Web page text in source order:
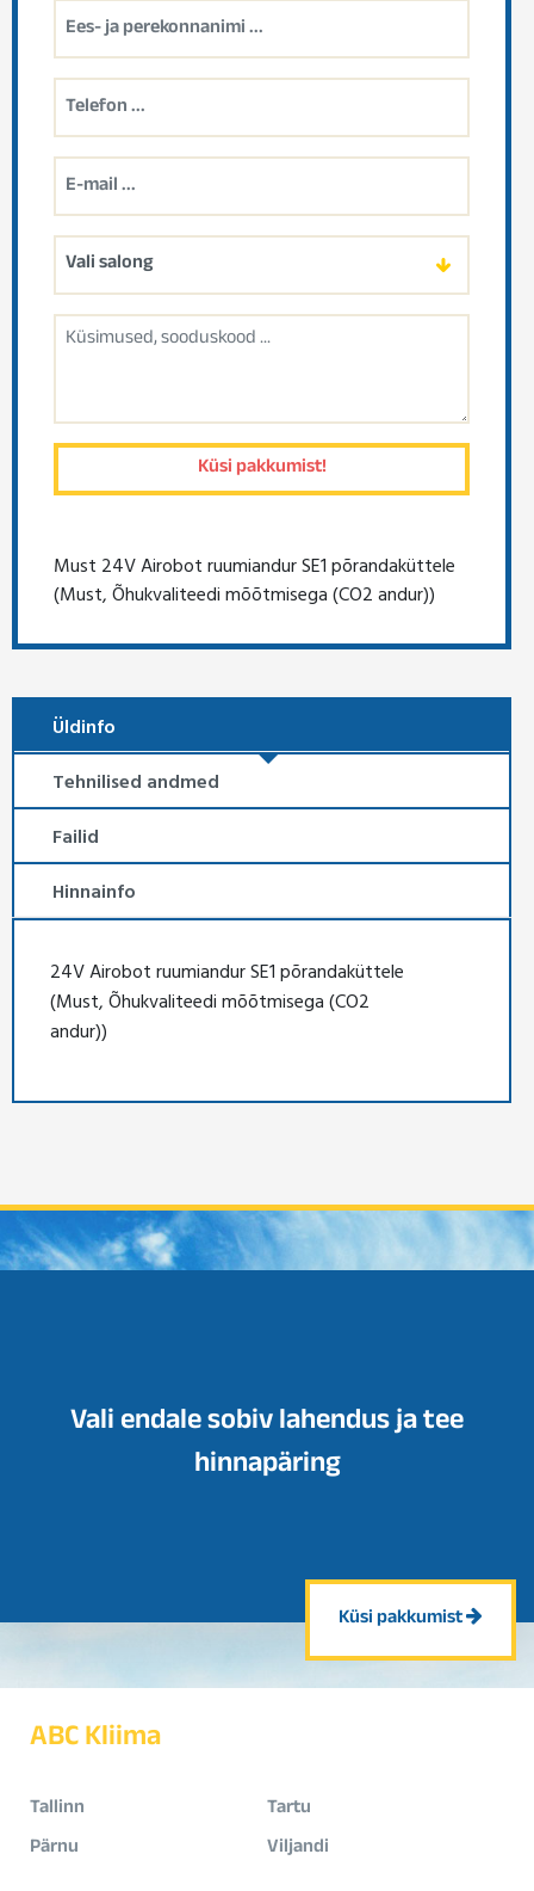
Must 24V Airobot ruumiandur SE1 põrandaküttele
(Must, Õhukvaliteedi mõõtmisega (CO2 andur))
Üldinfo
Tehnilised andmed
Failid
Hinnainfo
24V Airobot ruumiandur SE1 põrandaküttele
(Must, Õhukvaliteedi mõõtmisega (CO2
andur))
Vali endale sobiv lahendus ja tee
hinnapäring
Küsi pakkumist
ABC Kliima
Tallinn
Tartu
Pärnu
Viljandi